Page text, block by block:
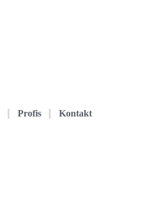
Profis Kontakt